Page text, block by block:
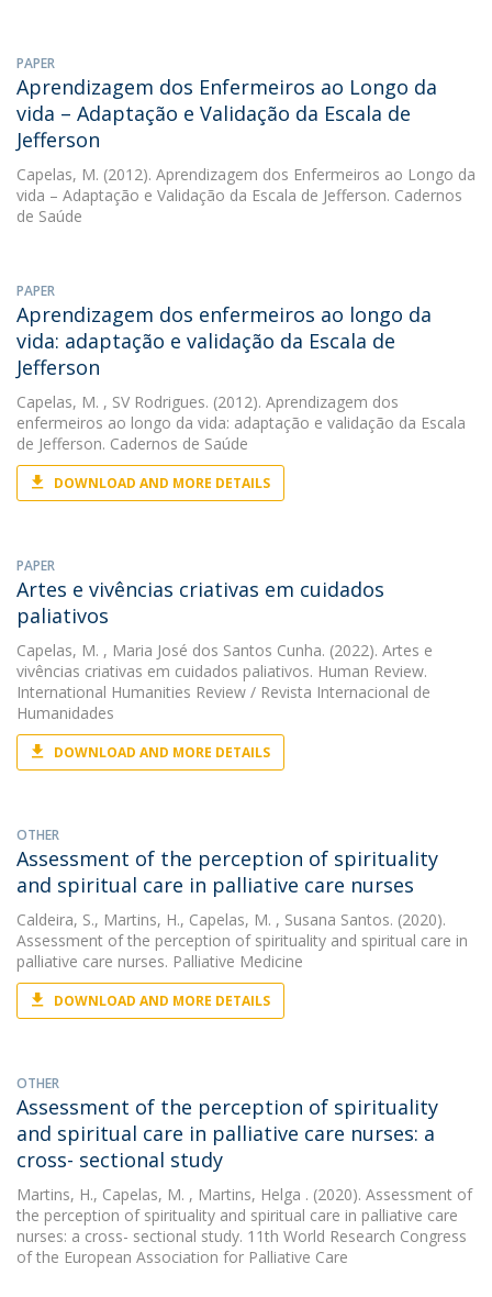
PAPER
Aprendizagem dos Enfermeiros ao Longo da
vida – Adaptação e Validação da Escala de
Jefferson
Capelas, M. (2012). Aprendizagem dos Enfermeiros ao Longo da
vida – Adaptação e Validação da Escala de Jefferson. Cadernos
de Saúde
PAPER
Aprendizagem dos enfermeiros ao longo da
vida: adaptação e validação da Escala de
Jefferson
Capelas, M. , SV Rodrigues. (2012). Aprendizagem dos
enfermeiros ao longo da vida: adaptação e validação da Escala
de Jefferson. Cadernos de Saúde
DOWNLOAD AND MORE DETAILS
PAPER
Artes e vivências criativas em cuidados
paliativos
Capelas, M. , Maria José dos Santos Cunha. (2022). Artes e
vivências criativas em cuidados paliativos. Human Review.
International Humanities Review / Revista Internacional de
Humanidades
DOWNLOAD AND MORE DETAILS
OTHER
Assessment of the perception of spirituality
and spiritual care in palliative care nurses
Caldeira, S., Martins, H., Capelas, M. , Susana Santos. (2020).
Assessment of the perception of spirituality and spiritual care in
palliative care nurses. Palliative Medicine
DOWNLOAD AND MORE DETAILS
OTHER
Assessment of the perception of spirituality
and spiritual care in palliative care nurses: a
cross- sectional study
Martins, H., Capelas, M. , Martins, Helga . (2020). Assessment of
the perception of spirituality and spiritual care in palliative care
nurses: a cross- sectional study. 11th World Research Congress
of the European Association for Palliative Care